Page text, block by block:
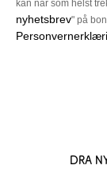
kan når som helst
nyhetsbrev" på
Dra